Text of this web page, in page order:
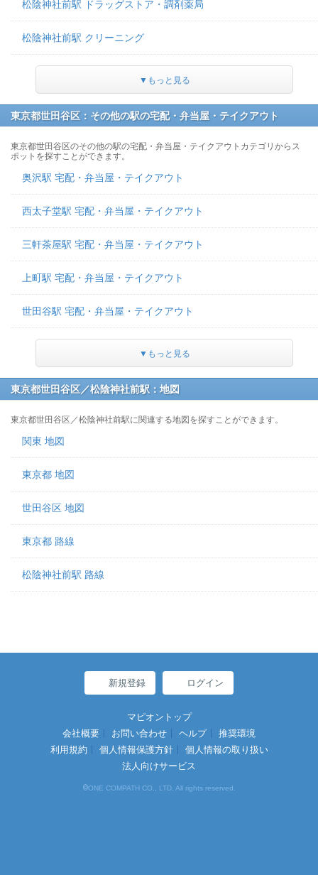
松陰神社前駅 ドラッグストア・調剤薬局
松陰神社前駅 クリーニング
▼もっと見る
東京都世田谷区：その他の駅の宅配・弁当屋・テイクアウト
東京都世田谷区のその他の駅の宅配・弁当屋・テイクアウトカテゴリからス
ポットを探すことができます。
奥沢駅 宅配・弁当屋・テイクアウト
西太子堂駅 宅配・弁当屋・テイクアウト
三軒茶屋駅 宅配・弁当屋・テイクアウト
上町駅 宅配・弁当屋・テイクアウト
世田谷駅 宅配・弁当屋・テイクアウト
▼もっと見る
東京都世田谷区／松陰神社前駅：地図
東京都世田谷区／松陰神社前駅に関連する地図を探すことができます。
関東 地図
東京都 地図
世田谷区 地図
東京都 路線
松陰神社前駅 路線
新規登録 ログイン
マピオントップ
会社概要
お問い合わせ ヘルプ
推奨環境
利用規約
個人情報保護方針
個人情報の取り扱い
法人向けサービス
©ONE COMPATH CO., LTD. All rights reserved.